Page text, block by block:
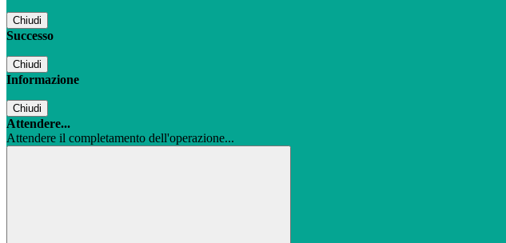
Chiudi
Successo
Chiudi
Informazione
Chiudi
Attendere...
Attendere il completamento dell'operazione...